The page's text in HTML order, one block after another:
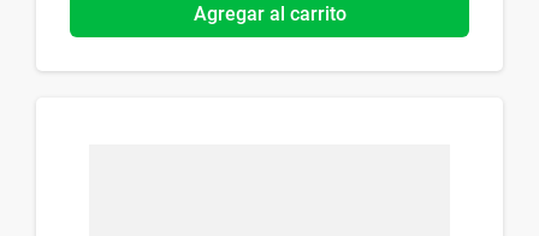
Agregar al carrito